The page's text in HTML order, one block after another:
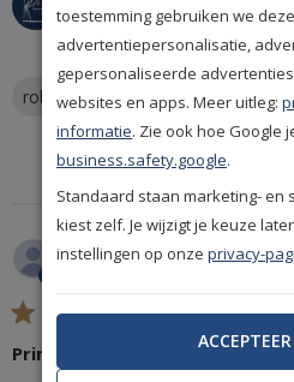
roller glue
Design Shops over Thu Jan 08
Bedankt voor je review! Fijn
goed opneemt en ook weer
Superhandig voor een vlotte
Irene W.
5 star rating
Prima
toestemming gebruiken we
advertentiepersonalisatie,
gepersonaliseerde
websites en apps. Meer uitleg:
informatie. Zie ook hoe Google
business.safety.google.
Standaard staan marketing- en
kiest zelf. Je wijzigt je keuze
instellingen op onzeprivacy-